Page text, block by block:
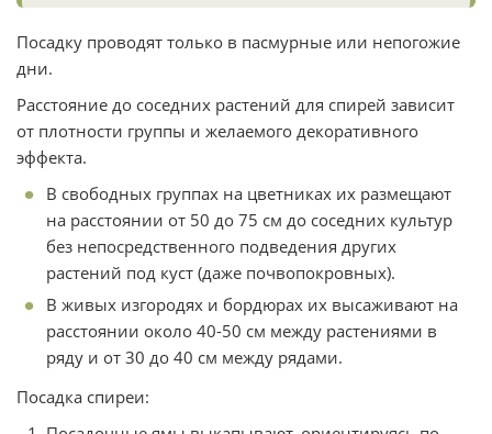
Посадку проводят только в пасмурные или непогожие
дни.
Расстояние до соседних растений для спирей зависит
от плотности группы и желаемого декоративного
эффекта.
В свободных группах на цветниках их размещают
на расстоянии от 50 до 75 см до соседних культур
без непосредственного подведения других
растений под куст (даже почвопокровных).
В живых изгородях и бордюрах их высаживают на
расстоянии около 40-50 см между растениями в
ряду и от 30 до 40 см между рядами.
Посадка спиреи: